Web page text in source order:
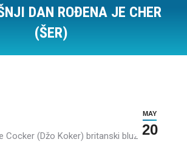
DAN ROĐENA JE CHER
(ŠER)
MAY
20
Cocker (Džo Koker) britanski bluz i rok